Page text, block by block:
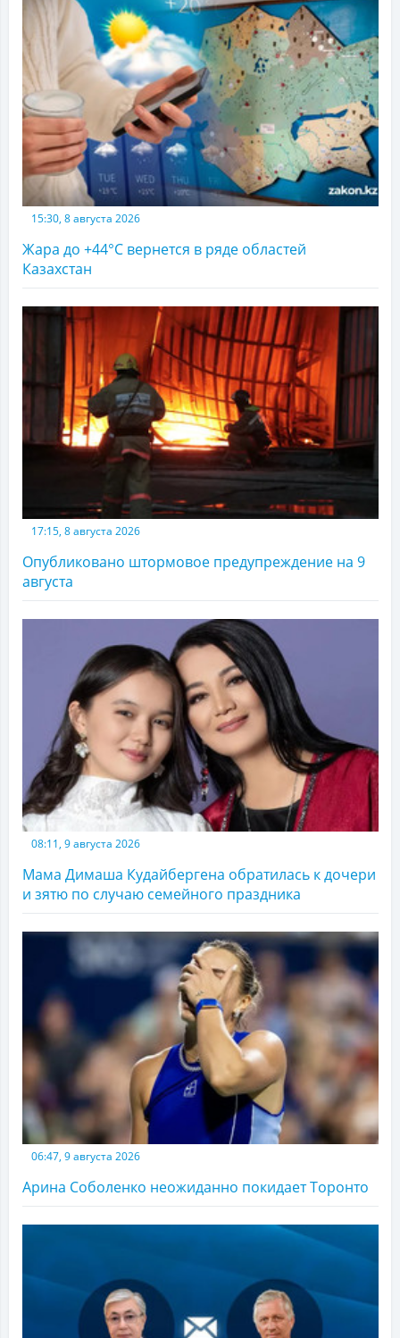
15:30, 8 августа 2026
Жара до +44°С вернется в ряде областей
Казахстан
17:15, 8 августа 2026
Опубликовано штормовое предупреждение на 9
августа
08:11, 9 августа 2026
Мама Димаша Кудайбергена обратилась к дочери
и зятю по случаю семейного праздника
06:47, 9 августа 2026
Арина Соболенко неожиданно покидает Торонто